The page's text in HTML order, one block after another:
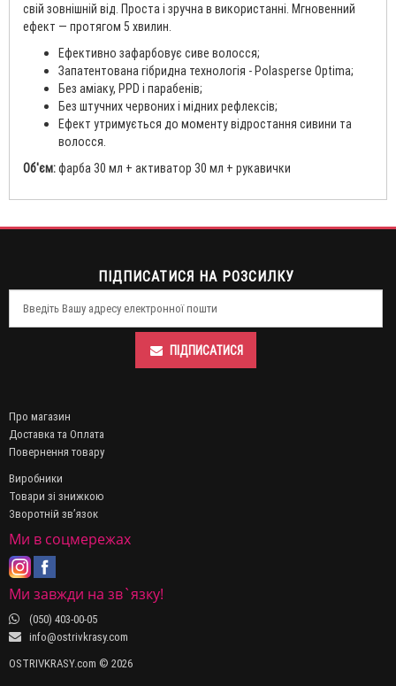
свій зовнішній від. Проста і зручна в використанні. Мгновенний
ефект — протягом 5 хвилин.
Ефективно зафарбовує сиве волосся;
Запатентована гібридна технологія - Polasperse Optima;
Без аміаку, PPD і парабенів;
Без штучних червоних і мідних рефлексів;
Ефект утримується до моменту відростання сивини та
волосся.
Об'єм:фарба 30 мл + активатор 30 мл + рукавички
ПІДПИСАТИСЯ НА РОЗСИЛКУ
ПІДПИСАТИСЯ
Про магазин
Доставка та Оплата
Повернення товару
Виробники
Товари зі знижкою
Зворотній зв’язок
Ми в соцмережах
Ми завжди на зв`язку!
(050) 403-00-05
info@ostrivkrasy.com
OSTRIVKRASY.com © 2026